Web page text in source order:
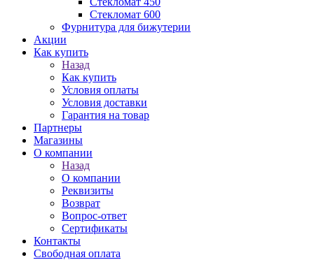
Стекломат 600
Фурнитура для бижутерии
Акции
Как купить
Назад
Как купить
Условия оплаты
Условия доставки
Гарантия на товар
Партнеры
Магазины
О компании
Назад
О компании
Реквизиты
Возврат
Вопрос-ответ
Сертификаты
Контакты
Свободная оплата